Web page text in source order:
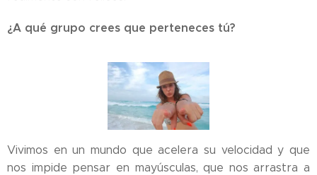
¿A qué grupo crees que perteneces tú?
Vivimos en un mundo que acelera su velocidad y que
nos impide pensar en mayúsculas, que nos arrastra a